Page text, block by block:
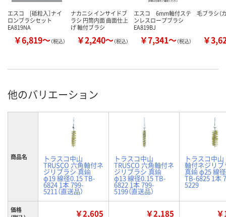
エスコ [砥粒入］ナイ
ロンブラシセット
EA819NA
￥6,819～（税込）
ナカニシ インサイドブ
ラシ 円筒内面 曲面仕上
げ 軸付ブラシ
￥2,240～（税込）
エスコ 6mm軸付ステ
ンレスロープブラシ
EA819BJ
￥7,341～（税込）
毛ブラシ（
￥
他のバリエーション
商品名 トラスコ中山
TRUSCO 六角軸付ネ
ジリブラシ 真鍮
φ19 線径0.15 TB-
6824 1本 799-
5211（直送品）
トラスコ中山
TRUSCO 六角軸付ネ
ジリブラシ 真鍮
φ13 線径0.15 TB-
6822 1本 799-
5199（直送品）
トラスコ中
軸付ネジリブ
真鍮 φ25 線
TB-6825 1本
5229
価格
￥2,605 ￥2,185